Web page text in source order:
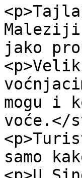
jako
mogu i
voće.</
samo